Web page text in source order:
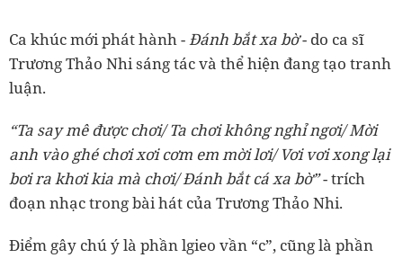
Ca khúc mới phát hành -Đánh bắt xa bờ- do ca sĩ
Trương Thảo Nhi sáng tác và thể hiện đang tạo tranh
luận.
“Ta say mê được chơi/ Ta chơi không nghỉ ngơi/ Mời
anh vào ghé chơi xơi cơm em mời lơi/ Vơi vơi xong lại
bơi ra khơi kia mà chơi/ Đánh bắt cá xa bờ”- trích
đoạn nhạc trong bài hát của Trương Thảo Nhi.
Điểm gây chú ý là phần lgieo vần “c”, cũng là phần